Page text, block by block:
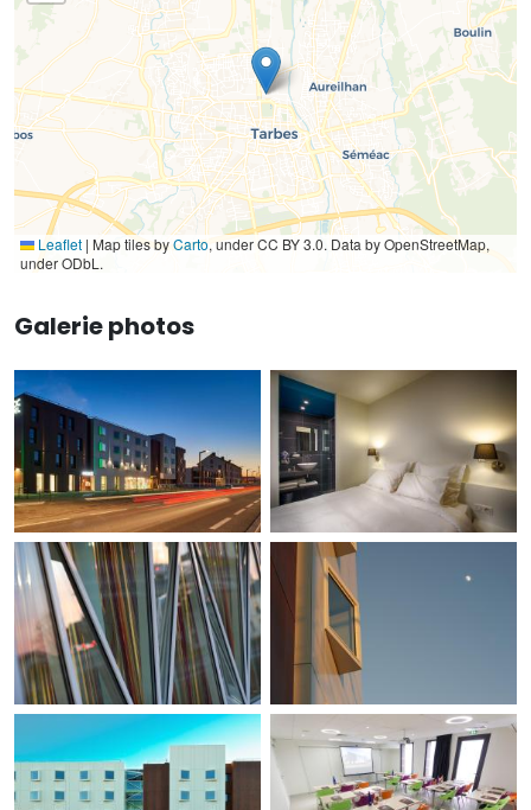
Leaflet | Map tiles byCarto, under CC BY 3.0. Data by OpenStreetMap,
under ODbL.
Galerie photos